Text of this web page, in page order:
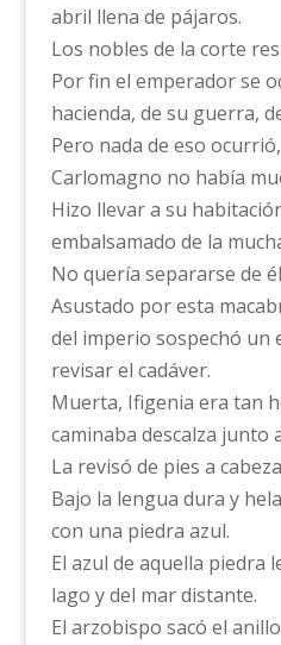
abril llena de pájaros.
Los nobles de la corte
Por fin el emperador se
hacienda, de su guerra,
Pero nada de eso
Carlomagno no había
Hizo llevar a su
embalsamado de la
No quería separarse de
Asustado por esta
del imperio sospechó un
revisar el cadáver.
Muerta, Ifigenia era tan
caminaba descalza junto
La revisó de pies a
Bajo la lengua dura y
con una piedra azul.
El azul de aquella piedra
lago y del mar distante.
El arzobispo sacó el